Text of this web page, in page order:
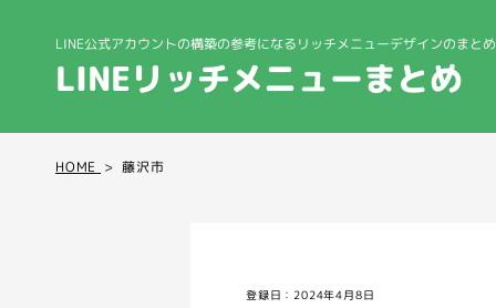
LINE公式アカウントの構築の参考になるリッチメニューデザインのまと
LINEリッチメニューまとめ
HOME 藤沢市
登録日：2024年4月8日